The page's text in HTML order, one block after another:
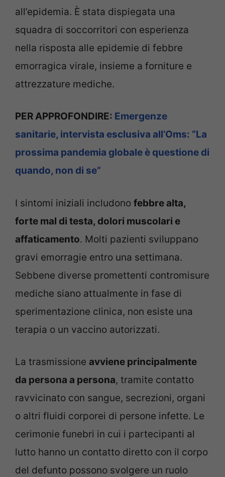
all’epidemia. È stata dispiegata una
squadra di soccorritori con esperienza
nella risposta alle epidemie di febbre
emorragica virale, insieme a forniture e
attrezzature mediche.
PER APPROFONDIRE: Emergenze
sanitarie, intervista esclusiva all’Oms: “La
prossima pandemia globale è questione di
quando, non di se”
I sintomi iniziali includono febbre alta,
forte mal di testa, dolori muscolari e
affaticamento. Molti pazienti sviluppano
gravi emorragie entro una settimana.
Sebbene diverse promettenti contromisure
mediche siano attualmente in fase di
sperimentazione clinica, non esiste una
terapia o un vaccino autorizzati.
La trasmissione avviene principalmente
da persona a persona, tramite contatto
ravvicinato con sangue, secrezioni, organi
o altri fluidi corporei di persone infette. Le
cerimonie funebri in cui i partecipanti al
lutto hanno un contatto diretto con il corpo
del defunto possono svolgere un ruolo